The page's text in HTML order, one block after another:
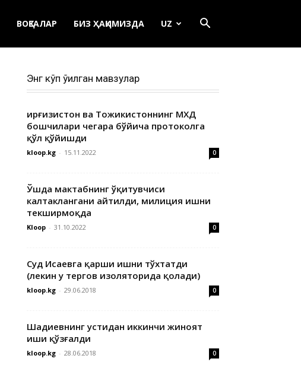
ВОҚЕАЛАР БИЗ ҲАҚИМИЗДА UZ
Энг кўп ўқилган мавзулар
Қирғизистон ва Тожикистоннинг МХДҚ
бошчилари чегара бўйича протоколга
қўл қўйишди
kloop.kg - 15.11.2022 0
Ўшда мактабнинг ўқитувчиси
калтаклангани айтилди, милиция ишни
текширмоқда
Kloop - 31.10.2022 0
Суд Исаевга қарши ишни тўхтатди
(лекин у тергов изоляторида қолади)
kloop.kg - 29.06.2018 0
Шадиевнинг устидан иккинчи жиноят
иши қўзғалди
kloop.kg - 28.06.2018 0